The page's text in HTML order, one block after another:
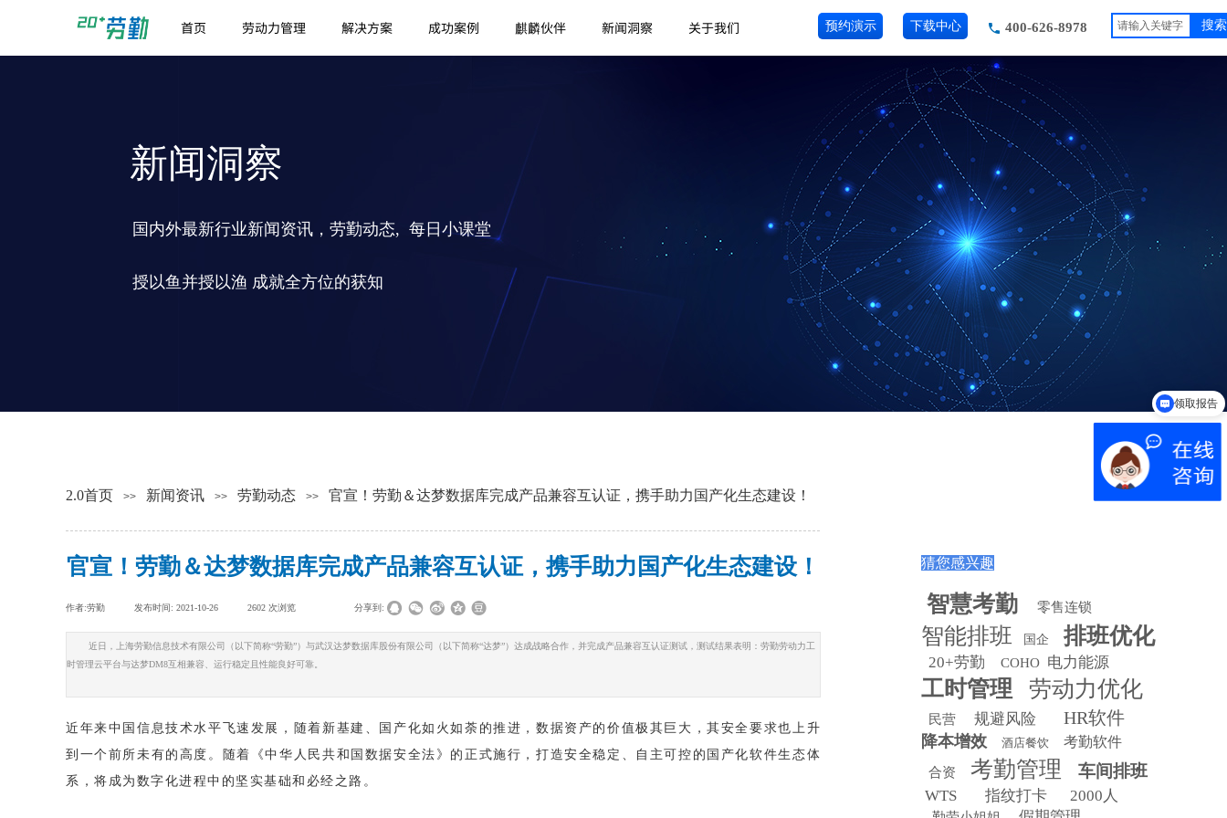
400-626-8978
预约演示 下载中心
首页 劳动力管理 解决方案 成功案例 麒麟伙伴 新闻洞察 关于我们 搜索
国内外最新行业新闻资讯，劳勤动态, 每日小课堂
授以鱼并授以渔 成就全方位的获知
新闻洞察
2.0首页 >> 新闻资讯 >> 劳勤动态 >> 官宣！劳勤＆达梦数据库完成产品兼容互认证，携手助力国产化生态建设！
官宣！劳勤＆达梦数据库完成产品兼容互认证，携手助力国产化生态建设！
作者:劳勤 发布时间: 2021-10-26 2602 次浏览 分享到:
近日，上海劳勤信息技术有限公司（以下简称“劳勤”）与武汉达梦数据库股份有限公司（以下简称“达梦”）达成战略合作，并完成产品兼容互认证测试，测试结果表明：劳勤劳动力工
时管理云平台与达梦DM8互相兼容、运行稳定且性能良好可靠。
近年来中国信息技术水平飞速发展，随着新基建、国产化如火如荼的推进，数据资产的价值极其巨大，其安全要求也上升
到一个前所未有的高度。随着《中华人民共和国数据安全法》的正式施行，打造安全稳定、自主可控的国产化软件生态体
系，将成为数字化进程中的坚实基础和必经之路。
猜您感兴趣
智慧考勤 零售连锁
智能排班 国企 排班优化
20+劳勤 COHO 电力能源
工时管理 劳动力优化
民营 规避风险 HR软件
降本增效 酒店餐饮 考勤软件
合资 考勤管理 车间排班
WTS 指纹打卡 2000人
领取报告